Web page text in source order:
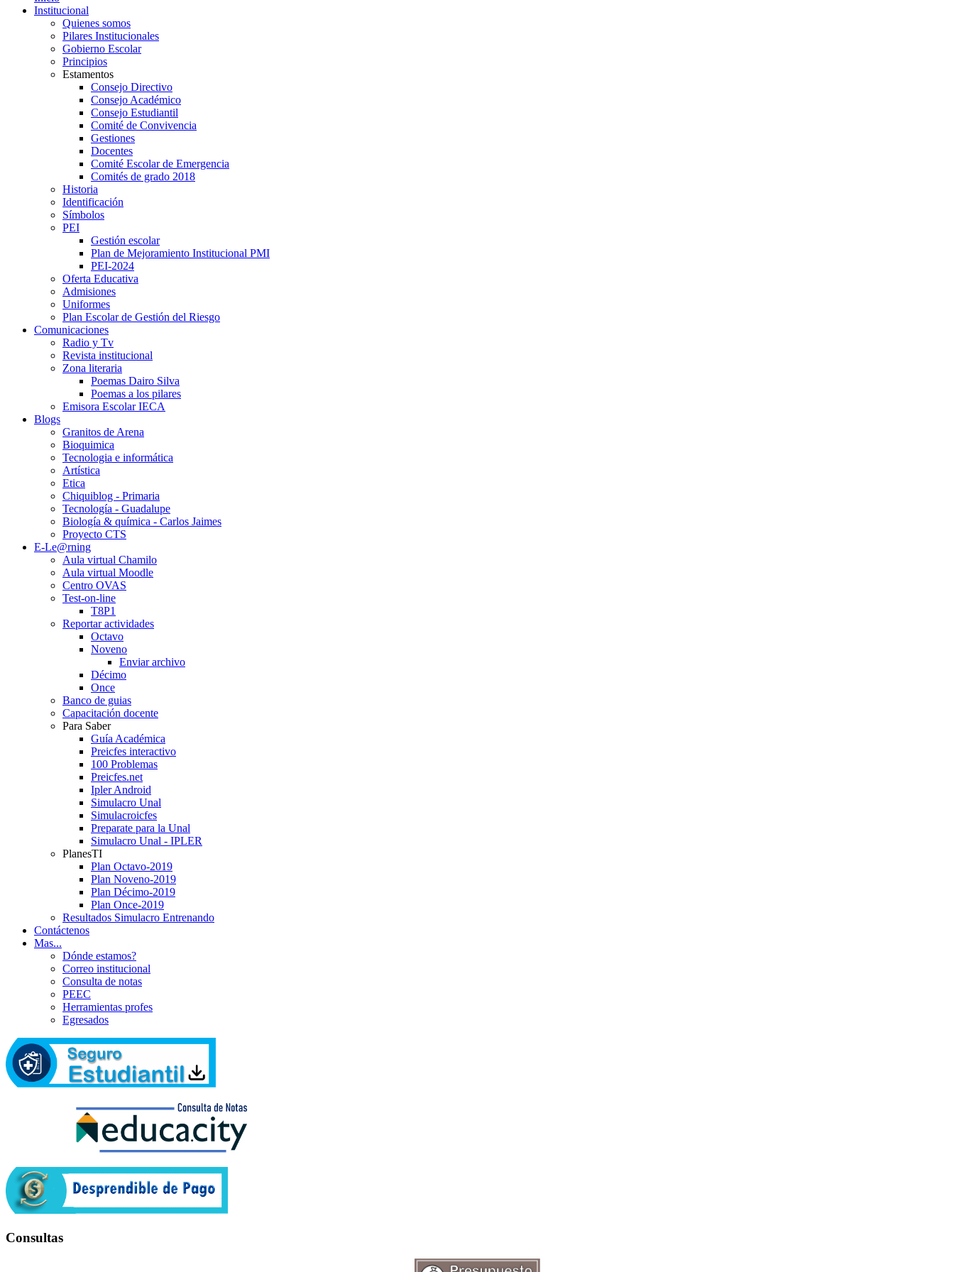
Institucional
Quienes somos
Pilares Institucionales
Gobierno Escolar
Principios
Estamentos
Consejo Directivo
Consejo Académico
Consejo Estudiantil
Comité de Convivencia
Gestiones
Docentes
Comité Escolar de Emergencia
Comités de grado 2018
Historia
Identificación
Símbolos
PEI
Gestión escolar
Plan de Mejoramiento Institucional PMI
PEI-2024
Oferta Educativa
Admisiones
Uniformes
Plan Escolar de Gestión del Riesgo
Comunicaciones
Radio y Tv
Revista institucional
Zona literaria
Poemas Dairo Silva
Poemas a los pilares
Emisora Escolar IECA
Blogs
Granitos de Arena
Bioquimica
Tecnologia e informática
Artística
Etica
Chiquiblog - Primaria
Tecnología - Guadalupe
Biología & química - Carlos Jaimes
Proyecto CTS
E-Le@rning
Aula virtual Chamilo
Aula virtual Moodle
Centro OVAS
Test-on-line
T8P1
Reportar actividades
Octavo
Noveno
Enviar archivo
Décimo
Once
Banco de guias
Capacitación docente
Para Saber
Guía Académica
Preicfes interactivo
100 Problemas
Preicfes.net
Ipler Android
Simulacro Unal
Simulacroicfes
Preparate para la Unal
Simulacro Unal - IPLER
PlanesTI
Plan Octavo-2019
Plan Noveno-2019
Plan Décimo-2019
Plan Once-2019
Resultados Simulacro Entrenando
Contáctenos
Mas...
Dónde estamos?
Correo institucional
Consulta de notas
PEEC
Herramientas profes
Egresados
Consultas